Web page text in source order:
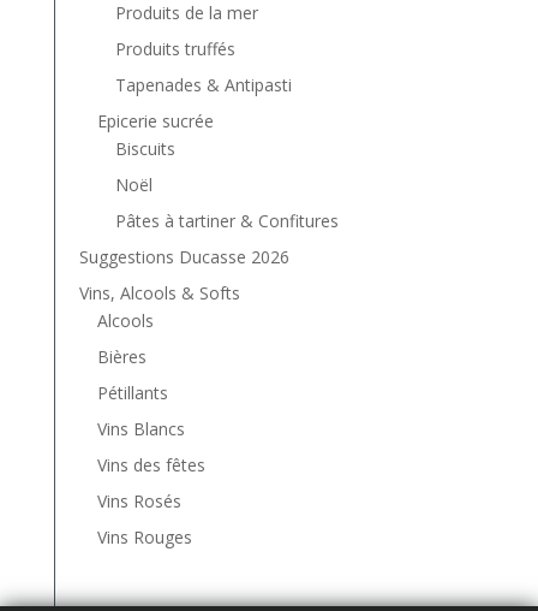
Produits de la mer
Produits truffés
Tapenades & Antipasti
Epicerie sucrée
Biscuits
Noël
Pâtes à tartiner & Confitures
Suggestions Ducasse 2026
Vins, Alcools & Softs
Alcools
Bières
Pétillants
Vins Blancs
Vins des fêtes
Vins Rosés
Vins Rouges